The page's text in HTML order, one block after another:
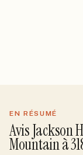
EN RÉSUMÉ
AvisJackson
Mountainà